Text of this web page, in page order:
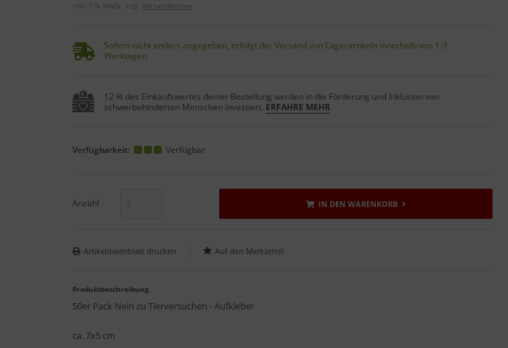
inkl. 7 % MwSt. zzgl. Versandkosten
Sofern nicht anders angegeben, erfolgt der Versand von Lagerartikeln innerhalb von 1-3
Werktagen.
12 % des Einkaufswertes deiner Bestellung werden in die Förderung und Inklusion von
schwerbehinderten Menschen investiert. ERFAHRE MEHR
Verfügbarkeit: Verfügbar
Anzahl IN DEN WARENKORB
Artikeldatenblatt drucken
Produktbeschreibung
50er Pack Nein zu Tierversuchen - Aufkleber
ca. 7x5 cm